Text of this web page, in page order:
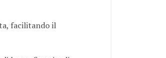
facilitando il